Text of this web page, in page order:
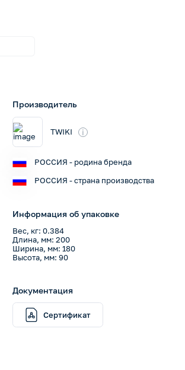
Производитель
TWIKI i
РОССИЯ - родина бренда
РОССИЯ - страна производства
Информация об упаковке
Вес, кг: 0.384
Длина, мм: 200
Ширина, мм: 180
Высота, мм: 90
Документация
Сертификат